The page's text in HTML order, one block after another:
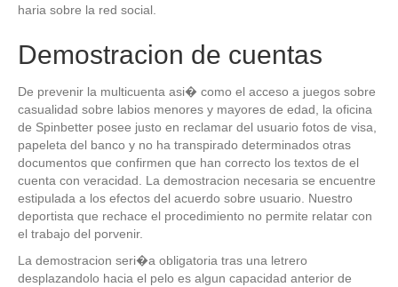
haria sobre la red social.
Demostracion de cuentas
De prevenir la multicuenta asi� como el acceso a juegos sobre
casualidad sobre labios menores y mayores de edad, la oficina
de Spinbetter posee justo en reclamar del usuario fotos de visa,
papeleta del banco y no ha transpirado determinados otras
documentos que confirmen que han correcto los textos de el
cuenta con veracidad. La demostracion necesaria se encuentre
estipulada a los efectos del acuerdo sobre usuario. Nuestro
deportista que rechace el procedimiento no permite relatar con
el trabajo del porvenir.
La demostracion seri�a obligatoria tras una letrero
desplazandolo hacia el pelo es algun capacidad anterior de